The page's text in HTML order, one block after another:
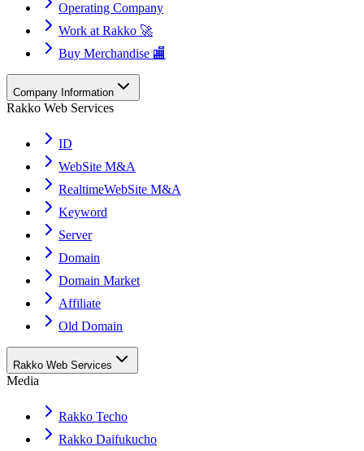
Operating Company
Work at Rakko 🚀
Buy Merchandise 🏬
Company Information
Rakko Web Services
ID
WebSite M&A
RealtimeWebSite M&A
Keyword
Server
Domain
Domain Market
Affiliate
Old Domain
Rakko Web Services
Media
Rakko Techo
Rakko Daifukucho